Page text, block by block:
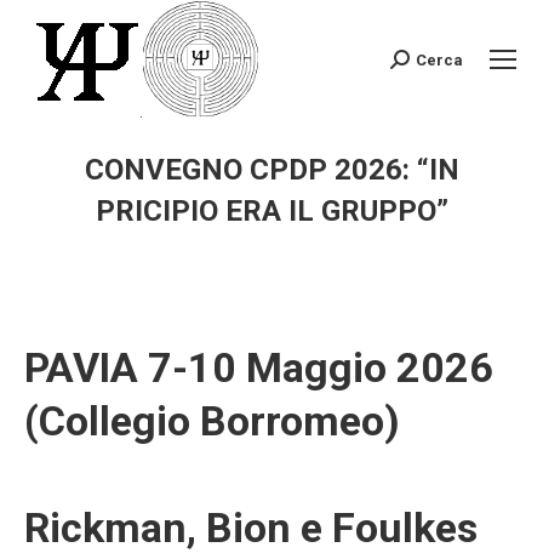
Search:
Cerca
CONVEGNO CPDP 2026: “IN
PRICIPIO ERA IL GRUPPO”
PAVIA 7-10 Maggio 2026
(Collegio Borromeo)
Rickman, Bion e Foulkes